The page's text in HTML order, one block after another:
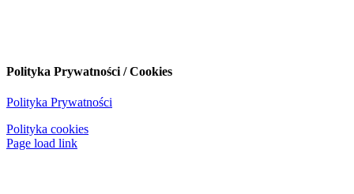
Polityka Prywatności / Cookies
Polityka Prywatności
Polityka cookies
Page load link